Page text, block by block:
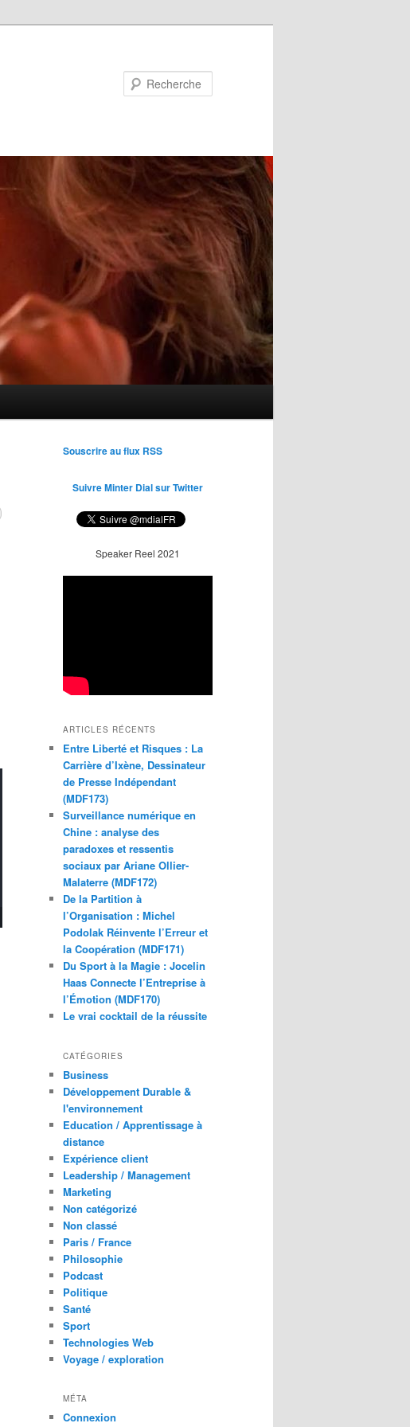
Souscrire au flux RSS
Suivre Minter Dial sur Twitter
Speaker Reel 2021
ARTICLES RÉCENTS
Entre Liberté et Risques : La
Carrière d’Ixène, Dessinateur
de Presse Indépendant
(MDF173)
Surveillance numérique en
Chine : analyse des
paradoxes et ressentis
sociaux par Ariane Ollier-
Malaterre (MDF172)
De la Partition à
l’Organisation : Michel
Podolak Réinvente l’Erreur et
la Coopération (MDF171)
Du Sport à la Magie : Jocelin
Haas Connecte l’Entreprise à
l’Émotion (MDF170)
Le vrai cocktail de la réussite
CATÉGORIES
Business
Développement Durable &
l'environnement
Education / Apprentissage à
distance
Expérience client
Leadership / Management
Marketing
Non catégorizé
Non classé
Paris / France
Philosophie
Podcast
Politique
Santé
Sport
Technologies Web
Voyage / exploration
MÉTA
Connexion